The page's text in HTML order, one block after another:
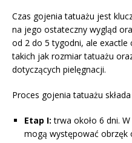
Czas gojenia tatuażu jest
na jego ostateczny wygląd
od 2 do 5 tygodni, ale exactle
takich jak rozmiar tatuażu
dotyczących pielęgnacji.
Proces gojenia tatuażu
Etap I: trwa około 6 dni.
mogą występować obrzęk